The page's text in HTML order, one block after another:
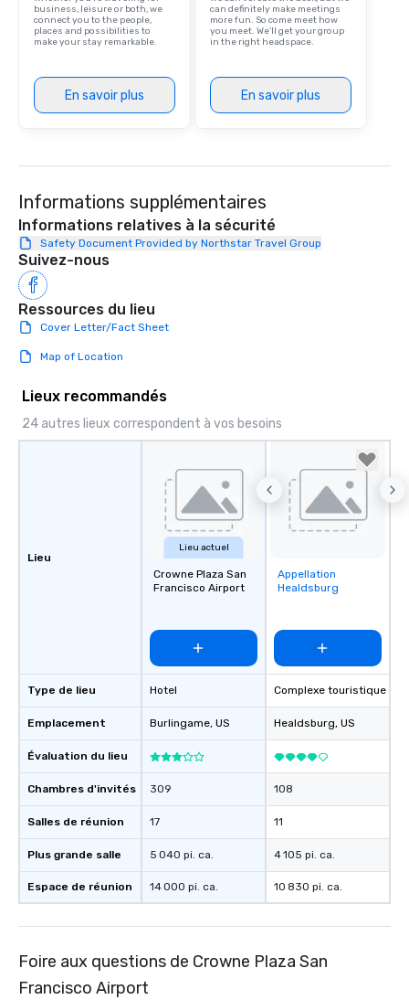
business, leisure or both, we
connect you to the people,
places and possibilities to
make your stay remarkable.
En savoir plus
can definitely make meetings
more fun. So come meet how
you meet. We'll get your group
in the right headspace.
En savoir plus
Informations supplémentaires
Informations relatives à la sécurité
Safety Document Provided by Northstar Travel Group
Suivez-nous
Ressources du lieu
Cover Letter/Fact Sheet
Map of Location
Lieux recommandés
24 autres lieux correspondent à vos besoins
Lieu
Type de lieu
Emplacement
Évaluation du lieu
Chambres d'invités
Salles de réunion
Plus grande salle
Espace de réunion
Lieu actuel
Crowne Plaza San
Francisco Airport
Hotel
Burlingame, US
309
17
5 040 pi. ca.
14 000 pi. ca.
Removed from
favorites
Appellation
Healdsburg
Complexe touristique
Healdsburg, US
108
11
4 105 pi. ca.
10 830 pi. ca.
Foire aux questions de Crowne Plaza San
Francisco Airport